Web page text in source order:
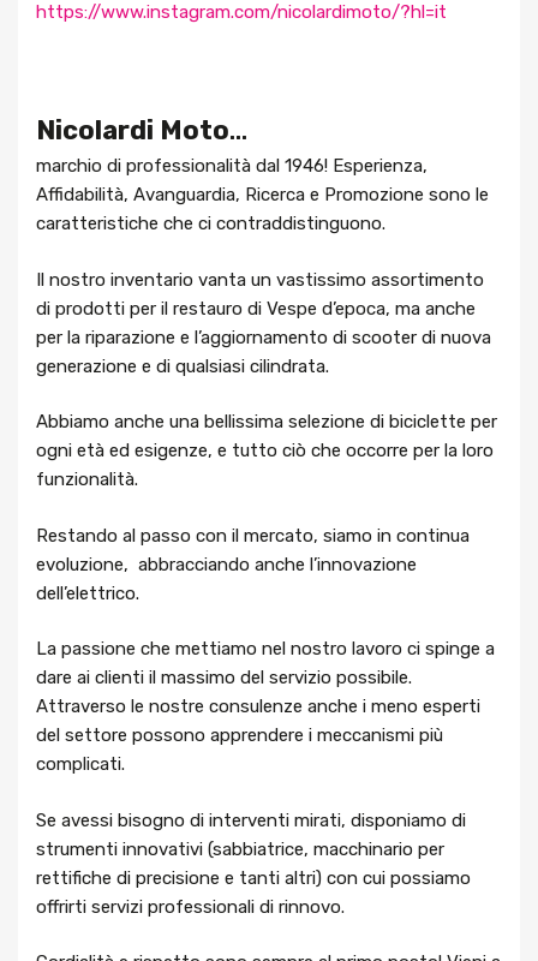
https://www.instagram.com/nicolardimoto/?hl=it
Nicolardi Moto…
marchio di professionalità dal 1946! Esperienza,
Affidabilità, Avanguardia, Ricerca e Promozione sono le
caratteristiche che ci contraddistinguono.
Il nostro inventario vanta un vastissimo assortimento
di prodotti per il restauro di Vespe d’epoca, ma anche
per la riparazione e l’aggiornamento di scooter di nuova
generazione e di qualsiasi cilindrata.
Abbiamo anche una bellissima selezione di biciclette per
ogni età ed esigenze, e tutto ciò che occorre per la loro
funzionalità.
Restando al passo con il mercato, siamo in continua
evoluzione, abbracciando anche l’innovazione
dell’elettrico.
La passione che mettiamo nel nostro lavoro ci spinge a
dare ai clienti il massimo del servizio possibile.
Attraverso le nostre consulenze anche i meno esperti
del settore possono apprendere i meccanismi più
complicati.
Se avessi bisogno di interventi mirati, disponiamo di
strumenti innovativi (sabbiatrice, macchinario per
rettifiche di precisione e tanti altri) con cui possiamo
offrirti servizi professionali di rinnovo.